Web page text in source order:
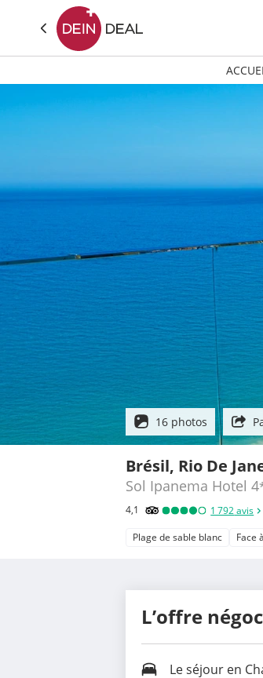
16 photos
Brésil, Rio De
Sol Ipanema Hotel 4
4,1 1 792avis
Plage de sable blanc Face
L’offre
Le séjour en